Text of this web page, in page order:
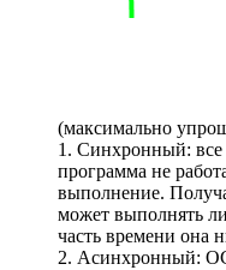
(максимально
1. Синхронный: все
программа не
выполнение.
может выполнять
часть времени она
2. Асинхронный: ОС